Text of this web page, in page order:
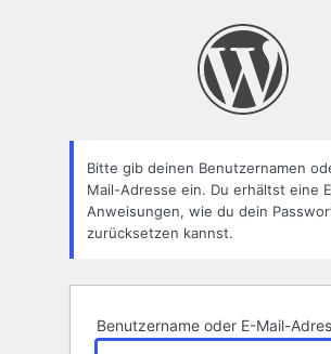
Bitte gib deinen Benutzernamen
Mail-Adresse ein. Du erhältst eine
Anweisungen, wie du dein
zurücksetzen kannst.
Benutzername oder E-Mail-